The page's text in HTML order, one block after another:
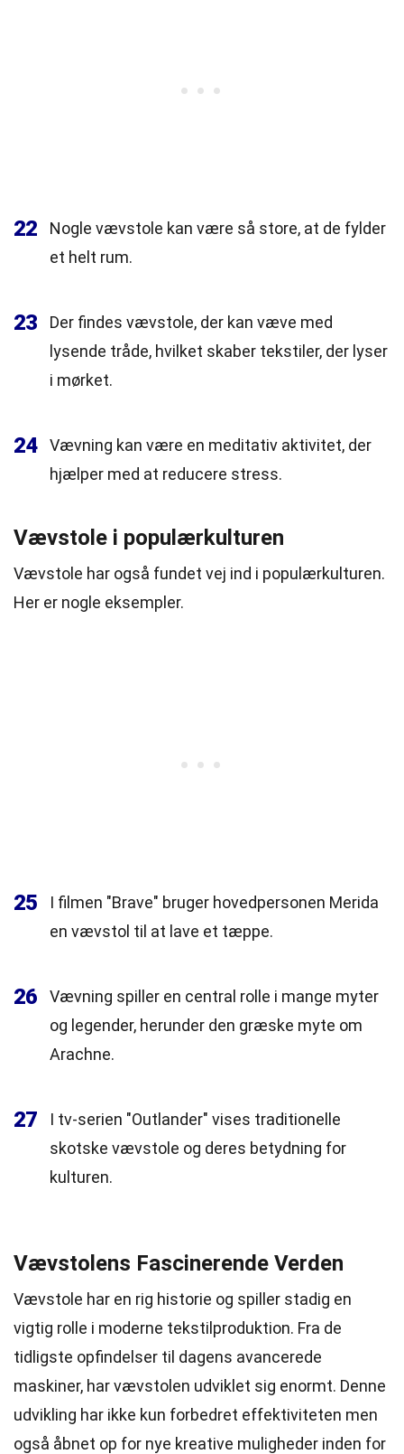
22
Nogle vævstole kan være så store, at de fylder
et helt rum.
23
Der findes vævstole, der kan væve med
lysende tråde, hvilket skaber tekstiler, der lyser
i mørket.
24
Vævning kan være en meditativ aktivitet, der
hjælper med at reducere stress.
Vævstole i populærkulturen
Vævstole har også fundet vej ind i populærkulturen.
Her er nogle eksempler.
25
I filmen "Brave" bruger hovedpersonen Merida
en vævstol til at lave et tæppe.
26
Vævning spiller en central rolle i mange myter
og legender, herunder den græske myte om
Arachne.
27
I tv-serien "Outlander" vises traditionelle
skotske vævstole og deres betydning for
kulturen.
Vævstolens Fascinerende Verden
Vævstole har en rig historie og spiller stadig en
vigtig rolle i moderne tekstilproduktion. Fra de
tidligste opfindelser til dagens avancerede
maskiner, har vævstolen udviklet sig enormt. Denne
udvikling har ikke kun forbedret effektiviteten men
også åbnet op for nye kreative muligheder inden for